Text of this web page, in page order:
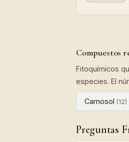
Compuestos
Fitoquímicos
especies. El
Carnosol (12)
Preguntas